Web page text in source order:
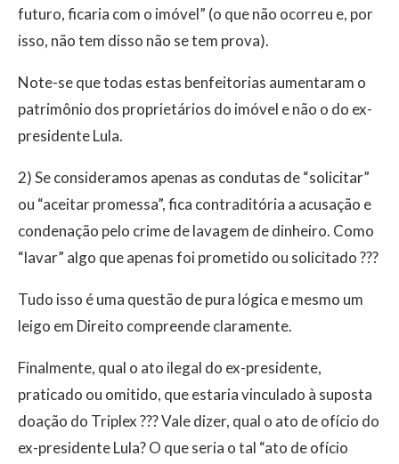
futuro, ficaria com o imóvel” (o que não ocorreu e, por
isso, não tem disso não se tem prova).
Note-se que todas estas benfeitorias aumentaram o
patrimônio dos proprietários do imóvel e não o do ex-
presidente Lula.
2) Se consideramos apenas as condutas de “solicitar”
ou “aceitar promessa”, fica contraditória a acusação e
condenação pelo crime de lavagem de dinheiro. Como
“lavar” algo que apenas foi prometido ou solicitado ???
Tudo isso é uma questão de pura lógica e mesmo um
leigo em Direito compreende claramente.
Finalmente, qual o ato ilegal do ex-presidente,
praticado ou omitido, que estaria vinculado à suposta
doação do Triplex ??? Vale dizer, qual o ato de ofício do
ex-presidente Lula? O que seria o tal “ato de ofício